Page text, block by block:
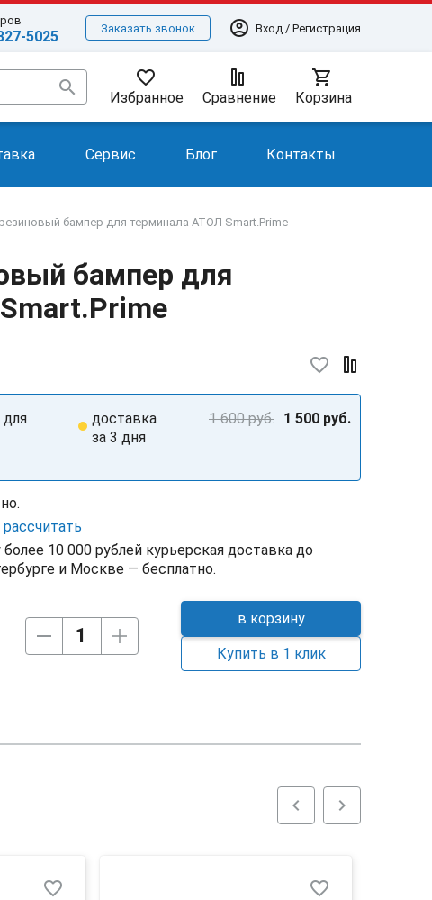
5025 Заказать звонок account_circle Вход / Регистрация
search favorite_border
Избранное Сравнение
shopping_cart
Корзина
Сервис Блог Контакты
бампер для терминала АТОЛ Smart.Prime
бампер для
favorite_border
доставка
за 3 дня
1 600 руб. 1 500 руб.
рассчитать
10 000 рублей курьерская доставка до
и Москве — бесплатно.
в корзину
Купить в 1 клик
chevron_left chevron_right
favorite_border favorite_border